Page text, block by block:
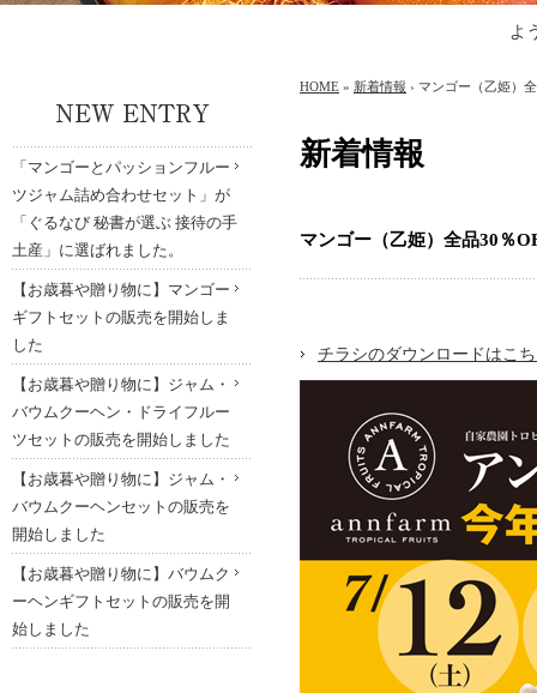
よ
「マンゴーとパッションフルー
ツジャム詰め合わせセット」が
「ぐるなび 秘書が選ぶ 接待の手
土産」に選ばれました。
【お歳暮や贈り物に】マンゴー
ギフトセットの販売を開始しま
した
【お歳暮や贈り物に】ジャム・
バウムクーヘン・ドライフルー
ツセットの販売を開始しました
【お歳暮や贈り物に】ジャム・
バウムクーヘンセットの販売を
開始しました
【お歳暮や贈り物に】バウムク
ーヘンギフトセットの販売を開
始しました
HOME » 新着情報 › マンゴー（乙姫）
新着情報
マンゴー（乙姫）全品30％
チラシのダウンロードはこ